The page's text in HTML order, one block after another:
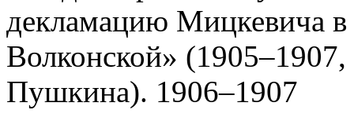
декламацию Мицкевича
Волконской»
Пушкина). 1906–1907